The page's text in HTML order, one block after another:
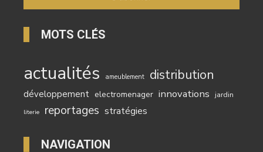
MOTS CLÉS
actualités ameublement distribution
développement electromenager innovations jardin
literie reportages stratégies
NAVIGATION